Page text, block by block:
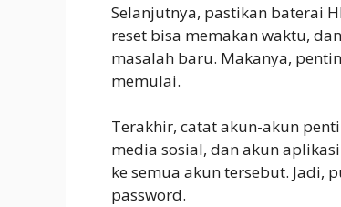
Selanjutnya, pastikan baterai
reset bisa memakan waktu,
masalah baru. Makanya,
memulai.
Terakhir, catat akun-akun
media sosial, dan akun
ke semua akun tersebut. Jadi,
password.